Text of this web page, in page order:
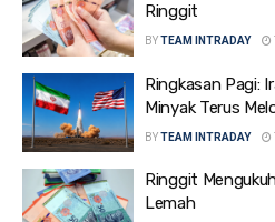
Ringgit
BYTEAM INTRADAY
Ringkasan Pagi:
Minyak Terus
BYTEAM INTRADAY
Ringgit
Lemah